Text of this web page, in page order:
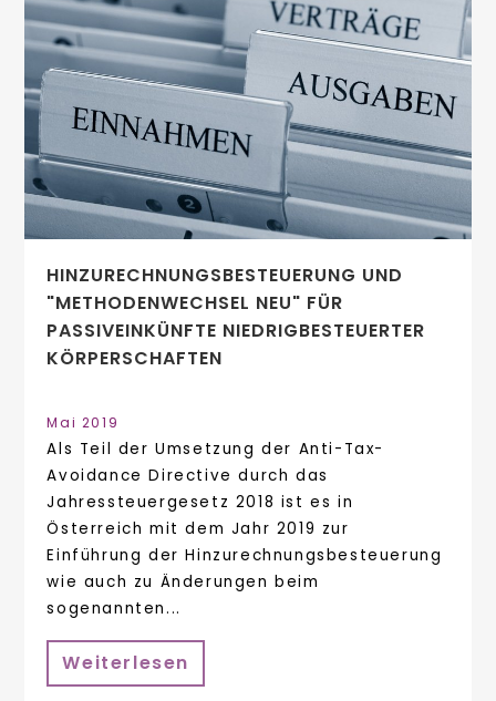
HINZURECHNUNGSBESTEUERUNG UND
"METHODENWECHSEL NEU" FÜR
PASSIVEINKÜNFTE NIEDRIGBESTEUERTER
KÖRPERSCHAFTEN
Mai 2019
Als Teil der Umsetzung der Anti-Tax-
Avoidance Directive durch das
Jahressteuergesetz 2018 ist es in
Österreich mit dem Jahr 2019 zur
Einführung der Hinzurechnungsbesteuerung
wie auch zu Änderungen beim
sogenannten...
Weiterlesen